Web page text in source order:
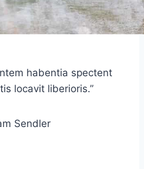
habentia spectent
locavit liberioris.”
Sendler